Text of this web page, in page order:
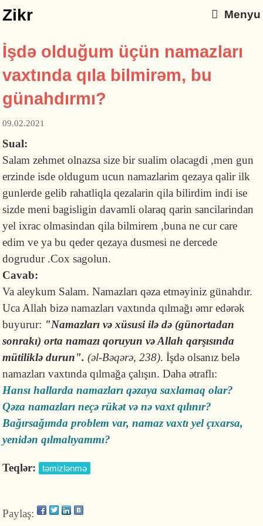
Zikr Menyu
İşdə olduğum üçün namazları
vaxtında qıla bilmirəm, bu
günahdırmı?
09.02.2021
Sual:
Salam zehmet olnazsa size bir sualim olacagdi ,men gun
erzinde isde oldugum ucun namazlarim qezaya qalir ilk
gunlerde gelib rahatliqla qezalarin qila bilirdim indi ise
sizde meni bagisligin davamli olaraq qarin sancilarindan
yel ixrac olmasindan qila bilmirem ,buna ne cur care
edim ve ya bu qeder qezaya dusmesi ne dercede
dogrudur .Cox sagolun.
Cavab:
Va aleykum Salam. Namazları qəza etməyiniz günahdır.
Uca Allah bizə namazları vaxtında qılmağı əmr edərək
buyurur: "Namazları və xüsusi ilə də (günortadan
sonrakı) orta namazı qoruyun və Allah qarşısında
mütiliklə durun".(əl-Bəqərə, 238). İşdə olsanız belə
namazları vaxtında qılmağa çalışın. Daha ətraflı:
Hansı hallarda namazları qəzaya saxlamaq olar?
Qəza namazları neçə rükət və nə vaxt qılınır?
Bağırsağımda problem var, namaz vaxtı yel çıxarsa,
yenidən qılmalıyammı?
Teqlər: təmizlənmə
Paylaş: